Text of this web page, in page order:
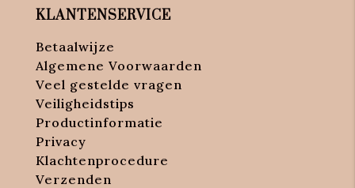
KLANTENSERVICE
Betaalwijze
Algemene Voorwaarden
Veel gestelde vragen
Veiligheidstips
Productinformatie
Privacy
Klachtenprocedure
Verzenden